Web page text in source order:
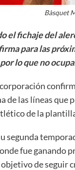
Bàsquet
el fichaje del
para las
lo que no
de las líneas que
de la
segunda
fue ganando
de seguir